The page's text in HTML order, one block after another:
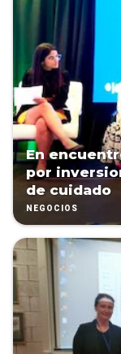
En
por
de cuidado
NEGOCIOS